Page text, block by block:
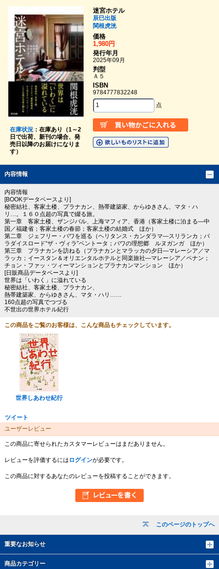
このページのトップへ
重要なお知らせ
商品カテゴリー
在庫状況：在庫あり（1～2
日で出荷、新刊の場合、発
売日以降のお届けになりま
す）
迷宮ホテル
辰巳出版
関根虎洸
価格
1,980円
発行年月
2025年09月
判型
Ａ５
ISBN
9784777832248
点
内容情報
内容情報
[BOOKデータベースより]
秘密結社、客家土楼、プラナカン、熱帯建築家、からゆきさん、マタ・ハ
リ…。１６０点超の写真で綴る旅。
第一章 客家土楼、ザンジバル、上海マフィア、香港（客家土楼に泊まる―中
国／福建省；客家土楼の春節；客家土楼の結婚式 ほか）
第二章 ジェフリー・バワを巡る（ヘリタンス・カンダラマ―スリランカ；パ
ラダイスロード“ザ・ヴィラ”ベントータ；バワの理想郷 ルヌガンガ ほか）
第三章 プラナカンを訪ねる（プラナカンとマラッカの夕日―マレーシア／マ
ラッカ；イースタン＆オリエンタルホテルと同楽旅社―マレーシア／ペナン；
チョン・ファッ・ツィーマンションとプラナカンマンション ほか）
[日販商品データベースより]
世界は「いわく」に溢れている
秘密結社、客家土楼、プラナカン、
熱帯建築家、からゆきさん、マタ・ハリ……
160点超の写真でつづる
不世出の世界ホテル紀行
この商品をご覧のお客様は、こんな商品もチェックしています。
世界しあわせ紀行
ツイート
ユーザーレビュー
この商品に寄せられたカスタマーレビューはまだありません。
レビューを評価するには ログインが必要です。
この商品に対するあなたのレビューを投稿することができます。